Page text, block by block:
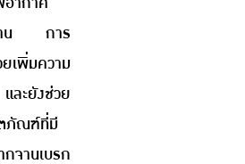
นาน การ
มความ
ละยังช่วย
ตภัณฑ์ที่มี
จานเบรก